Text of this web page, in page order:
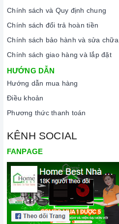
Chính sách và Quy định chung
Chính sách đổi trả hoàn tiền
Chính sách bảo hành và sửa chữa
Chính sách giao hàng và lắp đặt
HƯỚNG DẪN
Hướng dẫn mua hàng
Điều khoản
Phương thức thanh toán
KÊNH SOCIAL
FANPAGE